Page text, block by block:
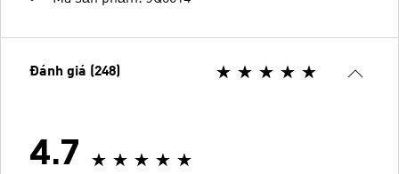
Đánh giá (248)
4.7